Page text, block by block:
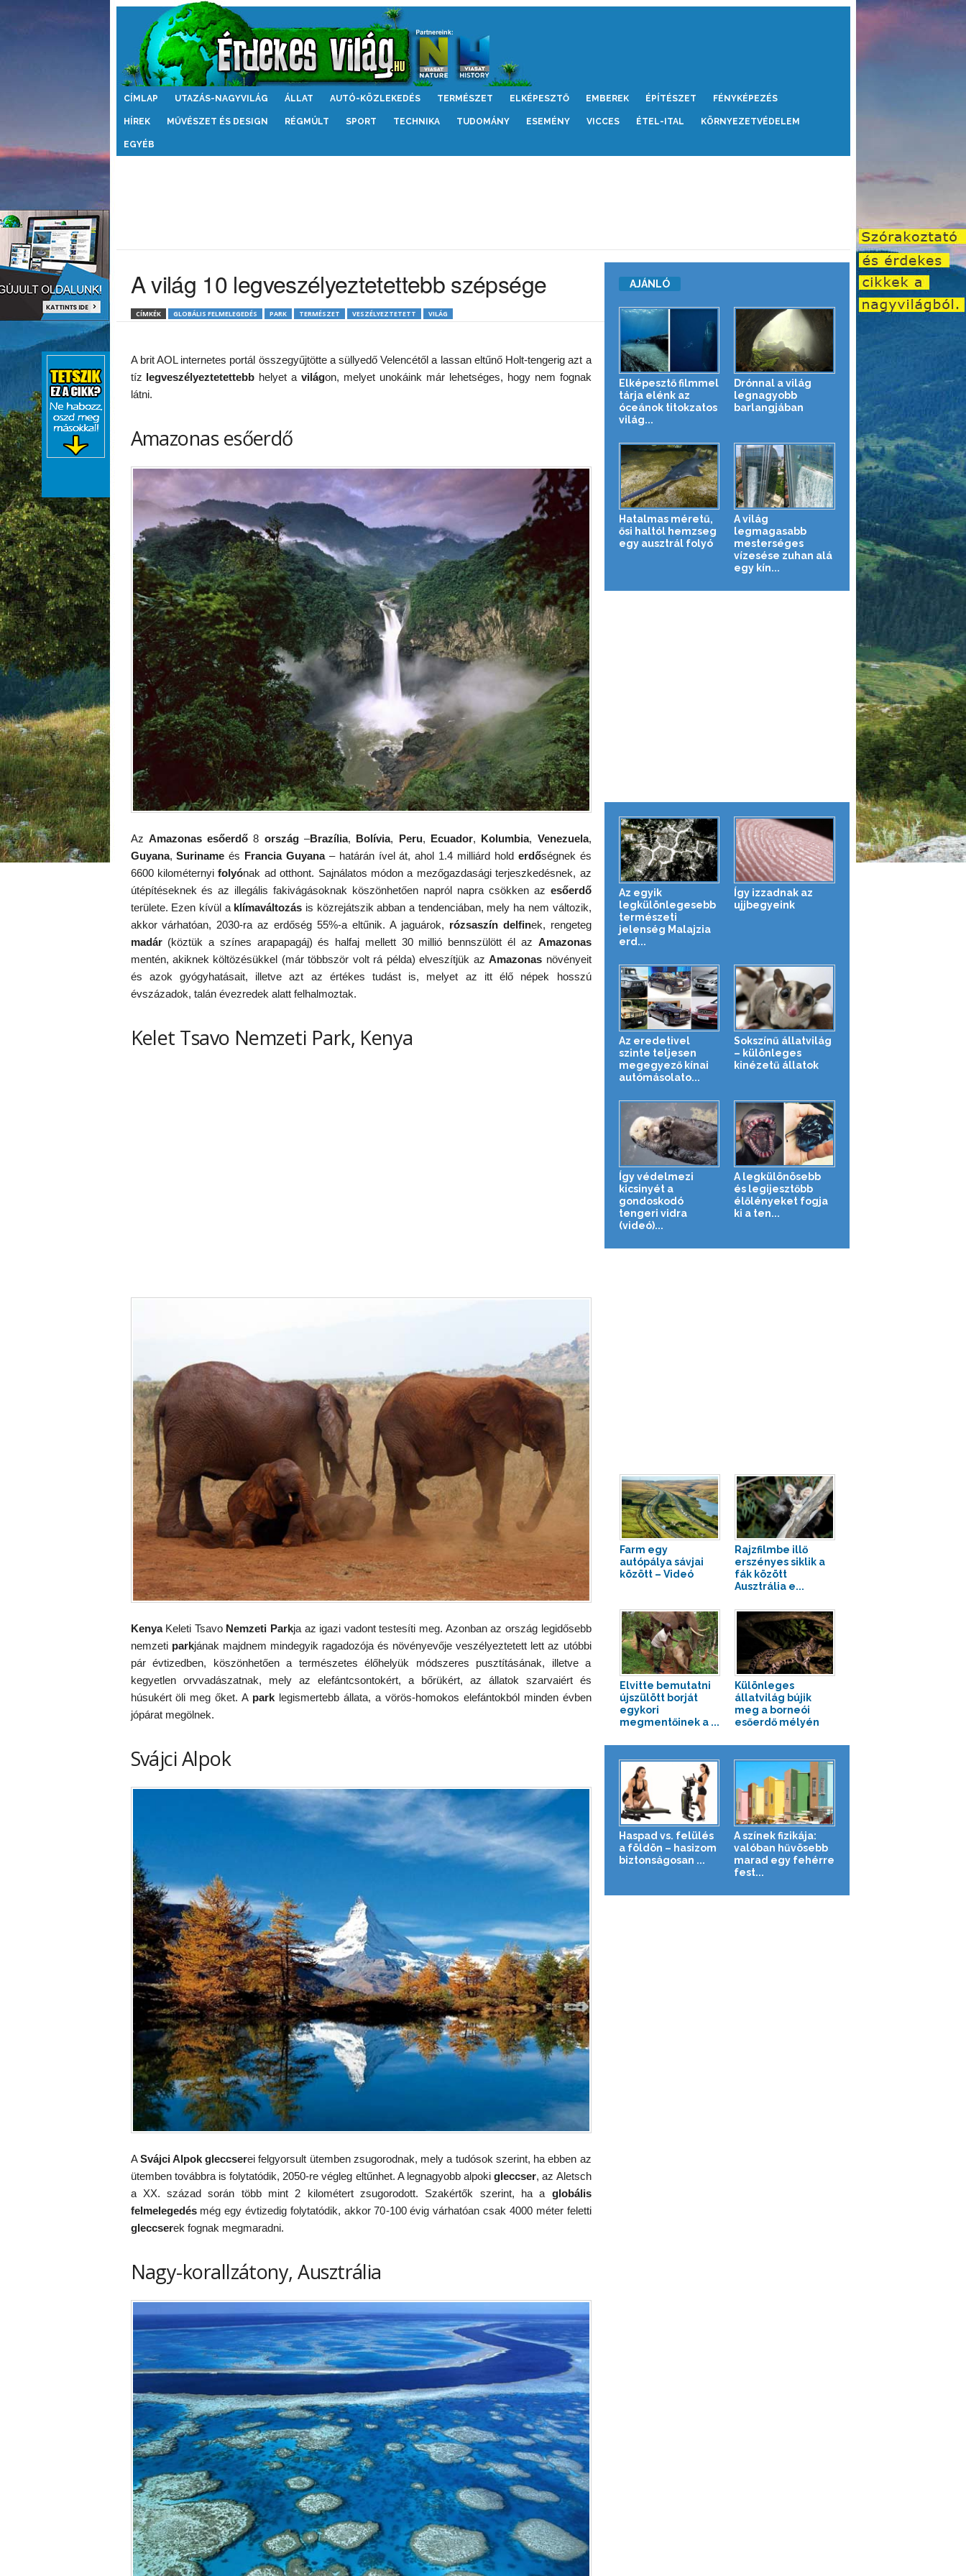
Érdekes
CÍMLAP UTAZÁS-NAGYVILÁG ÁLLAT AUTÓ-KÖZLEKEDÉS TERMÉSZET ELKÉPESZTŐ EMBEREK ÉPÍTÉSZET FÉNYKÉPEZÉS
HÍREK MŰVÉSZET ÉS DESIGN RÉGMÚLT SPORT TECHNIKA TUDOMÁNY ESEMÉNY VICCES ÉTEL-ITAL KÖRNYEZETVÉDELEM
EGYÉB
A világ 10 legveszélyeztetettebb szépsége
CÍMKÉK GLOBÁLIS FELMELEGEDÉS PARK TERMÉSZET VESZÉLYEZTETETT VILÁG
A brit AOL internetes portál összegyűjtötte a süllyedő Velencétől a lassan eltűnő Holt-tengerig azt a
tíz legveszélyeztetettebb helyet avilágon, melyet unokáink már lehetséges, hogy nem fognak
látni.
Amazonas esőerdő
Az Amazonas esőerdő 8 ország–Brazília, Bolívia, Peru, Ecuador, Kolumbia, Venezuela,
Guyana,Suriname és Francia Guyana– határán ível át, ahol 1.4 milliárd hold erdőségnek és
6600 kilométernyifolyónak ad otthont. Sajnálatos módon a mezőgazdasági terjeszkedésnek, az
útépítéseknek és az illegális fakivágásoknak köszönhetően napról napra csökken az esőerdő
területe. Ezen kívül a klímaváltozás is közrejátszik abban a tendenciában, mely ha nem változik,
akkor várhatóan, 2030-ra az erdőség 55%-a eltűnik. A jaguárok, rózsaszín delfinek, rengeteg
madár(köztük a színes arapapagáj) és halfaj mellett 30 millió bennszülött él az Amazonas
mentén, akiknek költözésükkel (már többször volt rá példa) elveszítjük azAmazonas növényeit
és azok gyógyhatásait, illetve azt az értékes tudást is, melyet az itt élő népek hosszú
évszázadok, talán évezredek alatt felhalmoztak.
Kelet Tsavo Nemzeti Park, Kenya
KenyaKeleti Tsavo Nemzeti Parkja az igazi vadont testesíti meg. Azonban az ország legidősebb
nemzeti parkjának majdnem mindegyik ragadozója és növényevője veszélyeztetett lett az utóbbi
pár évtizedben, köszönhetően a természetes élőhelyük módszeres pusztításának, illetve a
kegyetlen orvvadászatnak, mely az elefántcsontokért, a bőrükért, az állatok szarvaiért és
húsukért öli meg őket. A park legismertebb állata, a vörös-homokos elefántokból minden évben
jópárat megölnek.
Svájci Alpok
ASvájci Alpok gleccserei felgyorsult ütemben zsugorodnak, mely a tudósok szerint, ha ebben az
ütemben továbbra is folytatódik, 2050-re végleg eltűnhet. A legnagyobb alpokigleccser, az Aletsch
a XX. század során több mint 2 kilométert zsugorodott. Szakértők szerint, ha a globális
felmelegedésmég egy évtizedig folytatódik, akkor 70-100 évig várhatóan csak 4000 méter feletti
gleccserek fognak megmaradni.
Nagy-korallzátony, Ausztrália
AJÁNLÓ
Elképesztő filmmel
tárja elénk az
óceánok titokzatos
világ...
Drónnal a világ
legnagyobb
barlangjában
Hatalmas méretű,
ősi haltól hemzseg
egy ausztrál folyó
A világ
legmagasabb
mesterséges
vízesése zuhan alá
egy kín...
Az egyik
legkülönlegesebb
természeti
jelenség Malajzia
erd...
Így izzadnak az
ujjbegyeink
Az eredetivel
szinte teljesen
megegyező kínai
autómásolato...
Sokszínű állatvilág
– különleges
kinézetű állatok
Így védelmezi
kicsinyét a
gondoskodó
tengeri vidra
(videó)...
A legkülönösebb
és legijesztőbb
élőlényeket fogja
ki a ten...
Farm egy
autópálya sávjai
között – Videó
Rajzfilmbe illő
erszényes siklik a
fák között
Ausztrália e...
Elvitte bemutatni
újszülött borját
egykori
megmentőinek a ...
Különleges
állatvilág bújik
meg a borneói
esőerdő mélyén
Haspad vs. felülés
a földön – hasizom
biztonságosan ...
A színek fizikája:
valóban hűvösebb
marad egy fehérre
fest...